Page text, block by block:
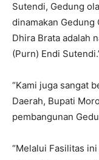
Sutendi, Gedung
dinamakan Gedung
Dhira Brata adalah
(Purn) Endi
“Kami juga sangat
Daerah, Bupati
pembangunan
“Melalui Fasilitas